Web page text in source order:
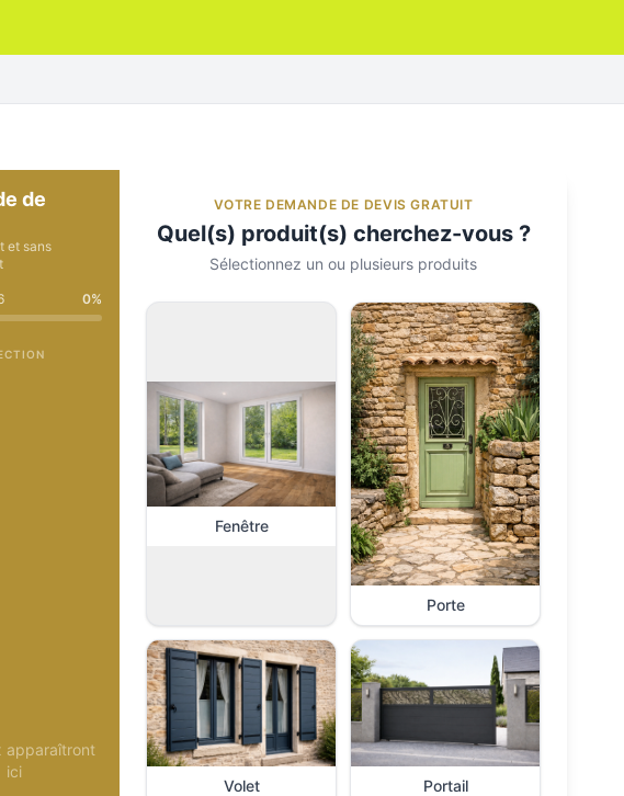
de
et sans
0%
apparaîtront
ici
VOTRE DEMANDE DE DEVIS GRATUIT
Quel(s) produit(s) cherchez-vous ?
Sélectionnez un ou plusieurs produits
Fenêtre
Porte
Volet Portail